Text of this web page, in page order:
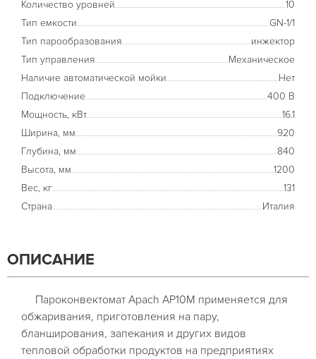
Количество уровней
10
Тип емкости
GN-1/1
Тип парообразования
инжектор
Тип управления
Механическое
Наличие автоматической мойки
Нет
Подключение
400 В
Мощность, кВт
16.1
Ширина, мм
920
Глубина, мм
840
Высота, мм
1200
Вес, кг
131
Страна
Италия
ОПИСАНИЕ
Пароконвектомат Apach AP10M применяется для
обжаривания, приготовления на пару,
бланширования, запекания и других видов
тепловой обработки продуктов на предприятиях